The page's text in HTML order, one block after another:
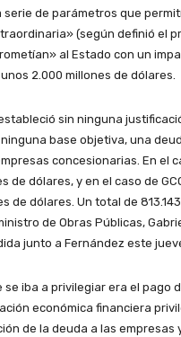
de parámetros que
(según definió el
al Estado con un
2.000 millones de dólares.
sin ninguna
base objetiva, una
concesionarias. En el
de dólares, y en el caso de
de dólares. Un total de
de Obras Públicas,
junto a Fernández este
se iba a privilegiar era el pago
económica financiera
de la deuda a las empresas